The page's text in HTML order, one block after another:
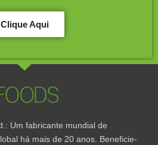
Clique Aqui
Um fabricante mundial de
há mais de 20 anos. Beneficie-